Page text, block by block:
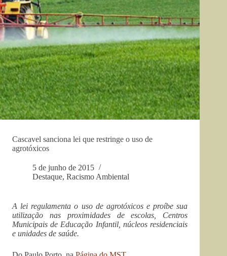
Cascavel sanciona lei que restringe o uso de
agrotóxicos
5 de junho de 2015
Destaque, Racismo Ambiental
A lei regulamenta o uso de agrotóxicos e proíbe sua
utilização nas proximidades de escolas, Centros
Municipais de Educação Infantil, núcleos residenciais
e unidades de saúde.